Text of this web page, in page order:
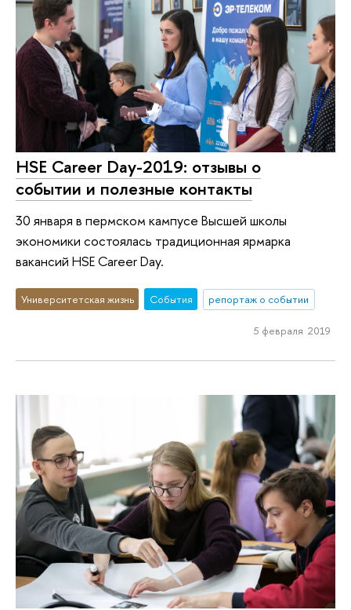
HSE Career Day-2019: отзывы о
событии и полезные контакты
30 января в пермском кампусе Высшей школы
экономики состоялась традиционная ярмарка
вакансий HSE Career Day.
Университетская жизнь События репортаж о событии
5 февраля 2019